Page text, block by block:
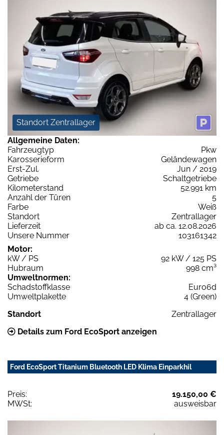
Standort Zentrallager
Allgemeine Daten:
Fahrzeugtyp
Pkw
Karosserieform
Geländewagen
Erst-Zul.
Jun / 2019
Getriebe
Schaltgetriebe
Kilometerstand
52.991 km
Anzahl der Türen
5
Farbe
Weiß
Standort
Zentrallager
Lieferzeit
ab ca. 12.08.2026
Unsere Nummer
103161342
Motor:
kW / PS
92 kW / 125 PS
Hubraum
998 cm³
Umweltnormen:
Schadstoffklasse
Euro6d
Umweltplakette
4 (Green)
Standort
Zentrallager
Details zum Ford EcoSport anzeigen
Ford EcoSport Titanium Bluetooth LED Klima Einparkhil
Preis:
19.150,00 €
MWSt:
ausweisbar